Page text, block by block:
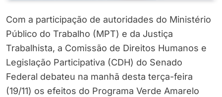
Com a participação de autoridades do Ministério
Público do Trabalho (MPT) e da Justiça
Trabalhista, a Comissão de Direitos Humanos e
Legislação Participativa (CDH) do Senado
Federal debateu na manhã desta terça-feira
(19/11) os efeitos do Programa Verde Amarelo